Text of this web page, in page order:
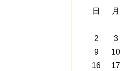
日 月
2
3
9
10
16
17